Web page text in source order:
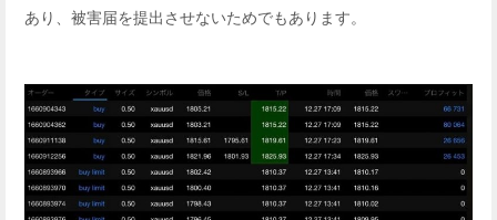
あり、被害届を提出させないためでもあります。